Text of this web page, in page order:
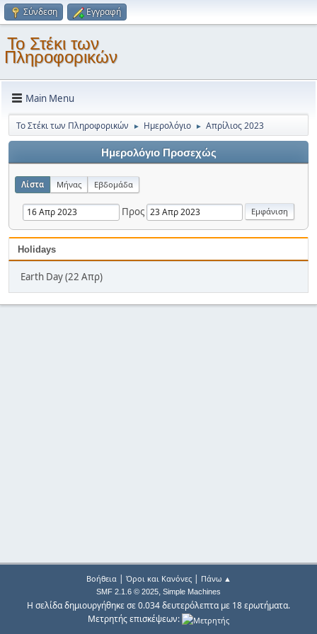
Σύνδεση Εγγραφή
Το Στέκι των
Πληροφορικών
Main Menu
Το Στέκι των Πληροφορικών ► Ημερολόγιο ► Απρίλιος 2023
Ημερολόγιο Προσεχώς
Λίστα Μήνας Εβδομάδα
Προς
Holidays
Earth Day (22 Απρ)
Βοήθεια| Όροι και Κανόνες| Πάνω ▲
SMF 2.1.6 © 2025, Simple Machines
Η σελίδα δημιουργήθηκε σε 0.034 δευτερόλεπτα με 18 ερωτήματα.
Μετρητής επισκέψεων: